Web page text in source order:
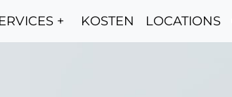
+ KOSTEN LOCATIONS